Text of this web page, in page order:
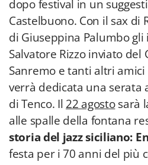
dopo festival in un
Castelbuono. Con il sax di
di Giuseppina Palumbo
Salvatore Rizzo inviato del
Sanremo e tanti altri
verrà dedicata una serata
di Tenco. Il 22 agostosarà
alle spalle della fontana
storia del jazz siciliano:
festa per i 70 anni del più